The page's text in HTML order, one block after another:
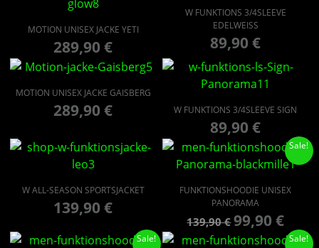
MOTION UNISEX JACKE YETI
289,90€
W FUNKTIONS 3/4SLEEVE
EDELWEISS
89,90€
MOTION UNISEX JACKE GAISBERG
289,90€ W FUNKTIONS 3/4SLEEVE SIGN
89,90€
W ALL-SEASON SPORTSJACKET
139,90€
Sale!
FUNKTIONSHOODIE UNISEX
PANORAMA
139,90€ 99,90€
Sale! Sale!